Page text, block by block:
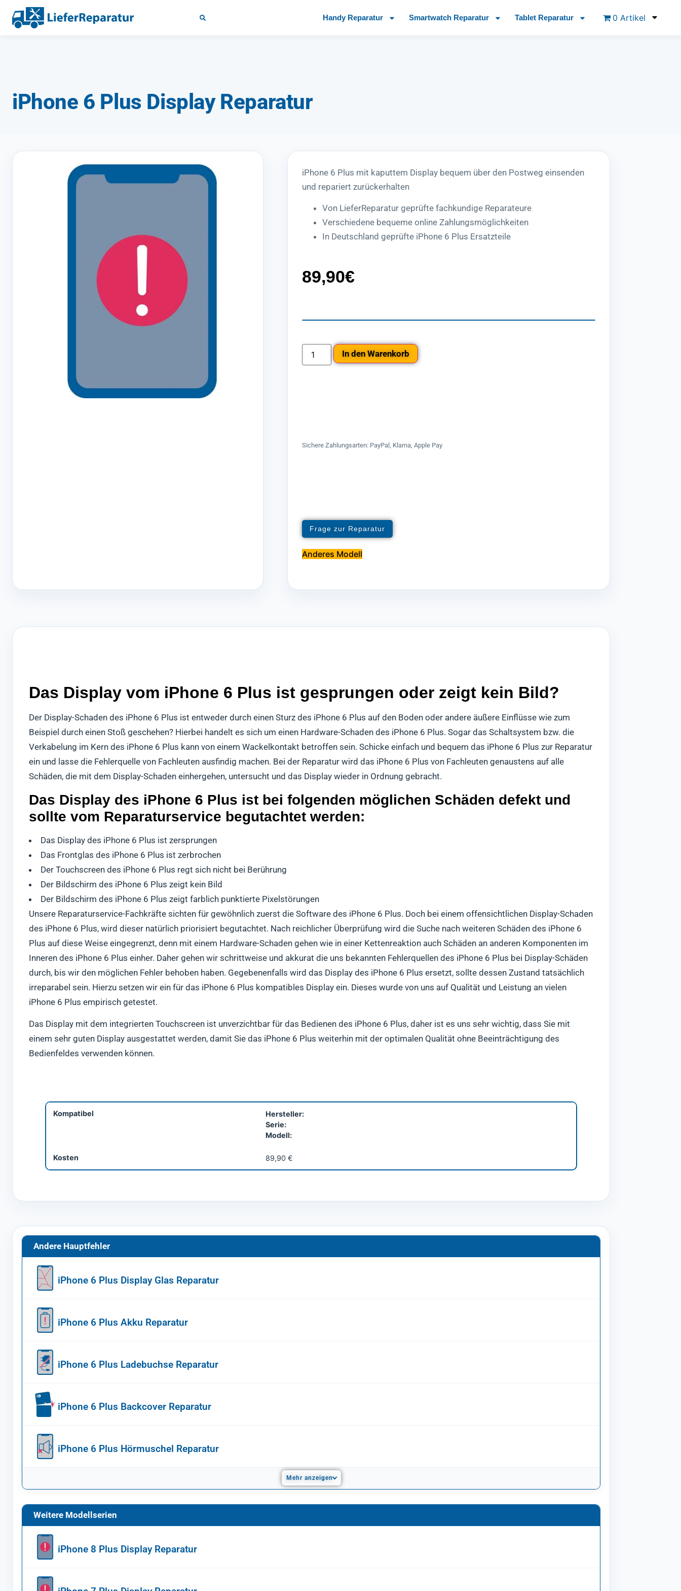
Handy Reparatur Smartwatch Reparatur Tablet Reparatur 0 Artikel
iPhone 6 Plus Display Reparatur
iPhone 6 Plus mit kaputtem Display bequem über den Postweg einsenden
und repariert zurückerhalten
Von LieferReparatur geprüfte fachkundige Reparateure
Verschiedene bequeme online Zahlungsmöglichkeiten
In Deutschland geprüfte iPhone 6 Plus Ersatzteile
89,90€
In den Warenkorb
Sichere Zahlungsarten: PayPal, Klarna, Apple Pay
Frage zur Reparatur
Anderes Modell
Das Display vom iPhone 6 Plus ist gesprungen oder zeigt kein Bild?
Der Display-Schaden des iPhone 6 Plus ist entweder durch einen Sturz des iPhone 6 Plus auf den Boden oder andere äußere Einflüsse wie zum
Beispiel durch einen Stoß geschehen? Hierbei handelt es sich um einen Hardware-Schaden des iPhone 6 Plus. Sogar das Schaltsystem bzw. die
Verkabelung im Kern des iPhone 6 Plus kann von einem Wackelkontakt betroffen sein. Schicke einfach und bequem das iPhone 6 Plus zur Reparatur
ein und lasse die Fehlerquelle von Fachleuten ausfindig machen. Bei der Reparatur wird das iPhone 6 Plus von Fachleuten genaustens auf alle
Schäden, die mit dem Display-Schaden einhergehen, untersucht und das Display wieder in Ordnung gebracht.
Das Display des iPhone 6 Plus ist bei folgenden möglichen Schäden defekt und
sollte vom Reparaturservice begutachtet werden:
Das Display des iPhone 6 Plus ist zersprungen
Das Frontglas des iPhone 6 Plus ist zerbrochen
Der Touchscreen des iPhone 6 Plus regt sich nicht bei Berührung
Der Bildschirm des iPhone 6 Plus zeigt kein Bild
Der Bildschirm des iPhone 6 Plus zeigt farblich punktierte Pixelstörungen
Unsere Reparaturservice-Fachkräfte sichten für gewöhnlich zuerst die Software des iPhone 6 Plus. Doch bei einem offensichtlichen Display-Schaden
des iPhone 6 Plus, wird dieser natürlich priorisiert begutachtet. Nach reichlicher Überprüfung wird die Suche nach weiteren Schäden des iPhone 6
Plus auf diese Weise eingegrenzt, denn mit einem Hardware-Schaden gehen wie in einer Kettenreaktion auch Schäden an anderen Komponenten im
Inneren des iPhone 6 Plus einher. Daher gehen wir schrittweise und akkurat die uns bekannten Fehlerquellen des iPhone 6 Plus bei Display-Schäden
durch, bis wir den möglichen Fehler behoben haben. Gegebenenfalls wird das Display des iPhone 6 Plus ersetzt, sollte dessen Zustand tatsächlich
irreparabel sein. Hierzu setzen wir ein für das iPhone 6 Plus kompatibles Display ein. Dieses wurde von uns auf Qualität und Leistung an vielen
iPhone 6 Plus empirisch getestet.
Das Display mit dem integrierten Touchscreen ist unverzichtbar für das Bedienen des iPhone 6 Plus, daher ist es uns sehr wichtig, dass Sie mit
einem sehr guten Display ausgestattet werden, damit Sie das iPhone 6 Plus weiterhin mit der optimalen Qualität ohne Beeinträchtigung des
Bedienfeldes verwenden können.
Kompatibel
Hersteller:
Serie:
Modell:
Kosten 89,90 €
Andere Hauptfehler
iPhone 6 Plus Display Glas Reparatur
iPhone 6 Plus Akku Reparatur
iPhone 6 Plus Ladebuchse Reparatur
iPhone 6 Plus Backcover Reparatur
iPhone 6 Plus Hörmuschel Reparatur
Mehr anzeigen
Weitere Modellserien
iPhone 8 Plus Display Reparatur